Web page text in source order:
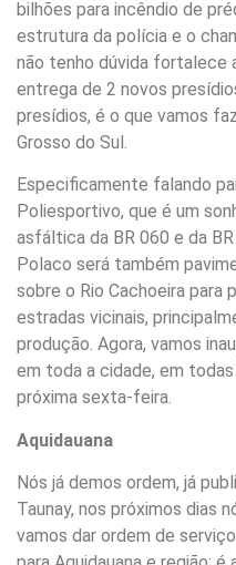
bilhões para incêndio de
estrutura da polícia e o
não tenho dúvida fortalece
entrega de 2 novos
presídios, é o que vamos
Grosso do Sul.
Especificamente falando
Poliesportivo, que é um
asfáltica da BR 060 e da
Polaco será também
sobre o Rio Cachoeira para
estradas vicinais,
produção. Agora, vamos
em toda a cidade, em
próxima sexta-feira.
Aquidauana
Nós já demos ordem, já
Taunay, nos próximos dias
vamos dar ordem de